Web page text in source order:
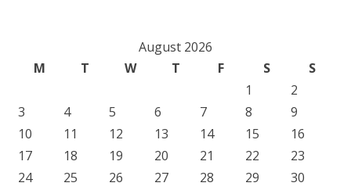
August 2026
M
T W T F S
S
1
2
3
4 5 6 7 8
9
10
11 12 13 14 15
16
17
18 19 20 21 22
23
24
25 26 27 28 29
30